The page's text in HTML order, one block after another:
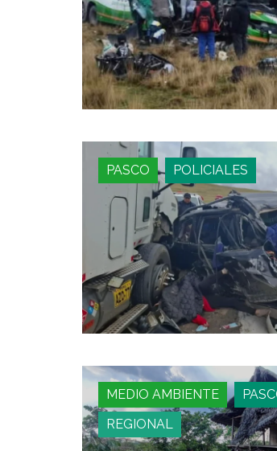
PASCO POLICIALES
MEDIO AMBIENTE
REGIONAL